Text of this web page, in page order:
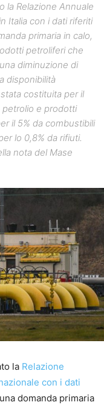
la Relazione Annuale
Italia con i dati riferiti
primaria in calo,
petroliferi che
diminuzione di
disponibilità
costituita per il
petrolio e prodotti
il 5% da combustibili
lo 0,8% da rifiuti.
nota del Mase
la Relazione
con i dati
domanda primaria